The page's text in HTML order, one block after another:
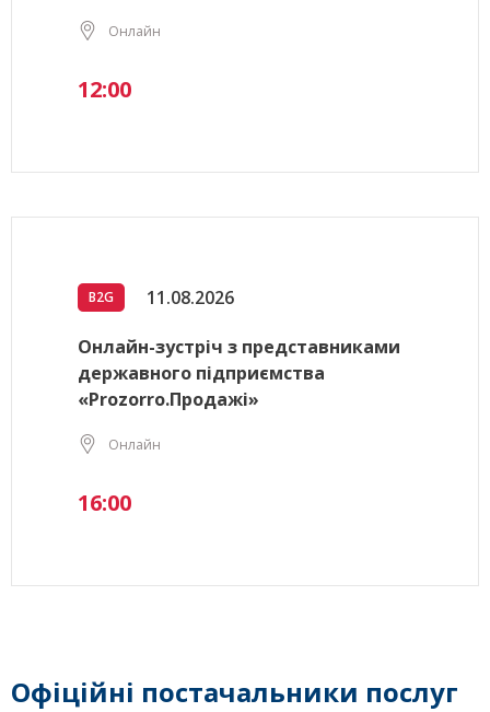
Онлайн
12:00
B2G 11.08.2026
Онлайн-зустріч з представниками
державного підприємства
«Prozorro.Продажі»
Онлайн
16:00
Офіційні постачальники послуг